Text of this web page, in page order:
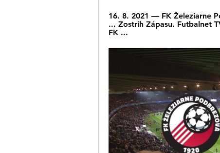
16. 8. 2021 — FK Železiarne
... Zostrih Zápasu. Futbalnet
FK ...